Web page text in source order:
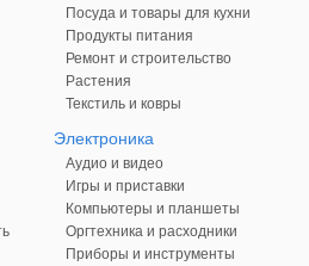
Посуда и товары для кухни
Продукты питания
Ремонт и строительство
Растения
Текстиль и ковры
Электроника
Аудио и видео
Игры и приставки
Компьютеры и планшеты
Оргтехника и расходники
Приборы и инструменты